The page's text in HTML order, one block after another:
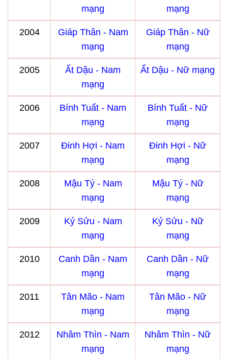
mạng
mạng
2004
Giáp Thân - Nam
mạng
Giáp Thân - Nữ
mạng
2005
Ất Dậu - Nam
mạng
Ất Dậu - Nữ mạng
2006
Bính Tuất - Nam
mạng
Bính Tuất - Nữ
mạng
2007
Đinh Hợi - Nam
mạng
Đinh Hợi - Nữ
mạng
2008
Mậu Tý - Nam
mạng
Mậu Tý - Nữ
mạng
2009
Kỷ Sửu - Nam
mạng
Kỷ Sửu - Nữ
mạng
2010
Canh Dần - Nam
mạng
Canh Dần - Nữ
mạng
2011
Tân Mão - Nam
mạng
Tân Mão - Nữ
mạng
2012
Nhâm Thìn - Nam
mạng
Nhâm Thìn - Nữ
mạng